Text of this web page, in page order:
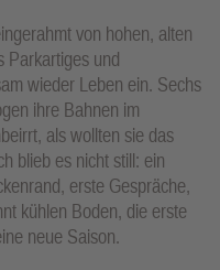
von hohen, alten
Parkartiges und
wieder Leben ein. Sechs
ihre Bahnen im
als wollten sie das
blieb es nicht still: ein
erste Gespräche,
kühlen Boden, die erste
neue Saison.